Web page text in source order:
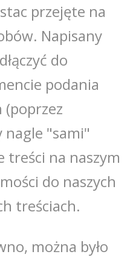
przejęte na
Napisany
do
podania
(poprzez
"sami"
treści na naszym
do naszych
treściach.
można było